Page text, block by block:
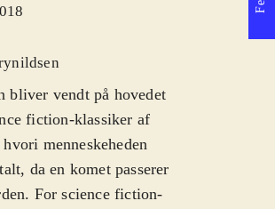
bliver vendt på hovedet
fiction-klassiker af
menneskeheden
da en komet passerer
For science fiction-